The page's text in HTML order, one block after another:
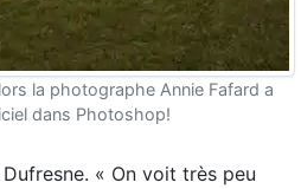
la photographe Annie Fafard a
dans Photoshop!
« On voit très peu